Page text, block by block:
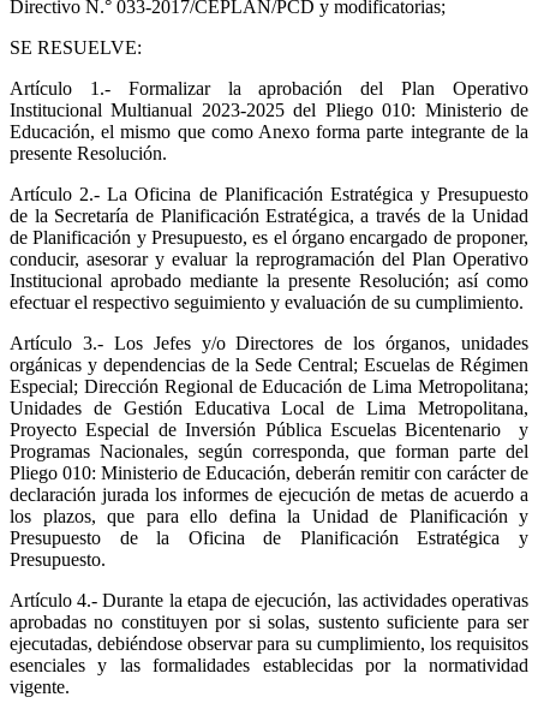
Directivo N.° 033-2017/CEPLAN/PCD y modificatorias;
SE RESUELVE:
Artículo 1.-Formalizar la aprobación del Plan Operativo
Institucional Multianual 2023-2025 del Pliego 010: Ministerio de
Educación, el mismo que como Anexo forma parte integrante de la
presente Resolución.
Artículo 2.- La Oficina de Planificación Estratégica y Presupuesto
de la Secretaría de Planificación Estratégica, a través de la Unidad
de Planificación y Presupuesto, es el órgano encargado de proponer,
conducir, asesorar y evaluar la reprogramación del Plan Operativo
Institucional aprobado mediante la presente Resolución; así como
efectuar el respectivo seguimiento y evaluación de su cumplimiento.
Artículo 3.-Los Jefes y/o Directores de los órganos, unidades
orgánicas y dependencias de la Sede Central; Escuelas de Régimen
Especial; Dirección Regional de Educación de Lima Metropolitana;
Unidades de Gestión Educativa Local de Lima Metropolitana,
Proyecto Especial de Inversión Pública Escuelas Bicentenario y
Programas Nacionales, según corresponda, que forman parte del
Pliego 010: Ministerio de Educación, deberán remitir con carácter de
declaración jurada los informes de ejecución de metas de acuerdo a
los plazos, que para ello defina la Unidad de Planificación y
Presupuesto de la Oficina de Planificación Estratégica y
Presupuesto.
Artículo 4.- Durante la etapa de ejecución, las actividades operativas
aprobadas no constituyen por si solas, sustento suficiente para ser
ejecutadas, debiéndose observar para su cumplimiento, los requisitos
esenciales y las formalidades establecidas por la normatividad
vigente.